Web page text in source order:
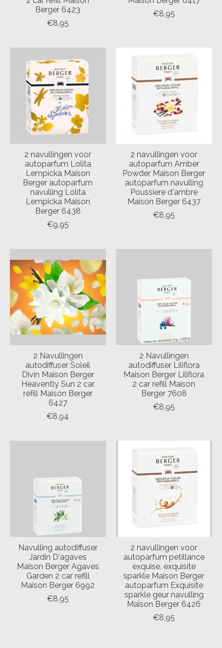
Berger 6423
€8,95
€8,95
2 navullingen voor
autoparfum Lolita
Lempicka Maison
Berger autoparfum
navulling Lolita
Lempicka Maison
Berger 6438
€9,95
2 navullingen voor
autoparfum Amber
Powder Maison Berger
autoparfum navulling
Poussiere d'ambre
Maison Berger 6437
€8,95
2 Navullingen
autodiffuser Soleil
Divin Maison Berger
Heavently Sun 2 car
refill Maison Berger
6427
€8,94
2 Navullingen
autodiffuser Liliflora
Maison Berger Liliflora
2 car refill Maison
Berger 7608
€8,95
Navulling autodiffuser
Jardin D'agaves
Maison Berger Agaves
Garden 2 car refill
Maison Berger 6992
€8,95
2 navullingen voor
autoparfum petillance
exquise, exquisite
sparkle Maison Berger
autoparfum Exquisite
sparkle geur navulling
Maison Berger 6426
€8,95